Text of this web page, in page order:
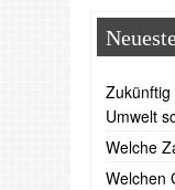
Umwelt
Welche
Welchen